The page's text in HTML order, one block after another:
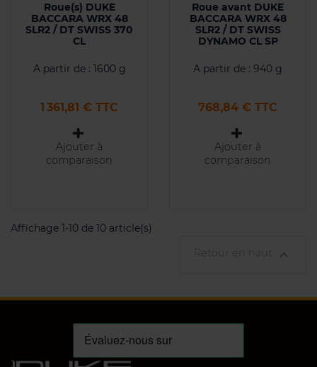
Roue(s) DUKE
BACCARA WRX 48
SLR2 / DT SWISS 370
CL
A partir de : 1600 g
Prix
1 361,81 € TTC
Ajouter à
comparaison
Roue avant DUKE
BACCARA WRX 48
SLR2 / DT SWISS
DYNAMO CL SP
A partir de : 940 g
Prix
768,84 € TTC
Ajouter à
comparaison
Affichage 1-10 de 10 article(s)
Retour en haut
